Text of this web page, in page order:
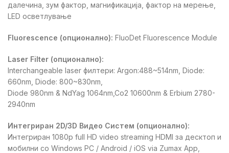
далечина, зум фактор, магнификација, фактор на мерење,
LED осветлување
Fluorescence (опционално): FluoDet Fluorescence Module
Laser Filter (опционално):
Interchangeable laser филтери: Argon:488~514nm, Diode:
660nm, Diode: 800~830nm,
Diode 980nm & NdYag 1064nm,Co2 10600nm & Erbium 2780-
2940nm
Интегриран 2D/3D Видео Систем (опционално):
Интегриран 1080p full HD video streaming HDMI за десктоп и
мобилни со Windows PC / Android / iOS via Zumax App,